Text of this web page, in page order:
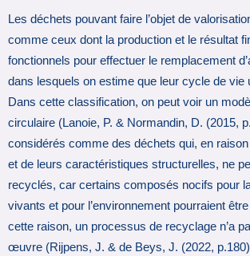
Les déchets pouvant faire l’objet de
comme ceux dont la production et le résultat
fonctionnels pour effectuer le remplacement
dans lesquels on estime que leur cycle de vie
Dans cette classification, on peut voir un
circulaire (Lanoie, P. & Normandin, D. (2015,
considérés comme des déchets qui, en
et de leurs caractéristiques structurelles, ne
recyclés, car certains composés nocifs pour
vivants et pour l’environnement pourraient
cette raison, un processus de recyclage n’a
œuvre (Rijpens, J. & de Beys, J. (2022,